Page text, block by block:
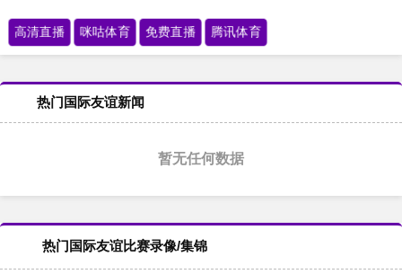
高清直播 咪咕体育 免费直播 腾讯体育
热门国际友谊新闻
暂无任何数据
热门国际友谊比赛录像/集锦